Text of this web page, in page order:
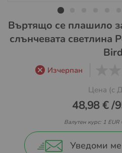
Преминете
към
началото
галерия
Въртящо се плашило
слънчевата
Bird
Изчерпан
Цена (с
48,98 €/
Валутен курс: 1
Уведоми